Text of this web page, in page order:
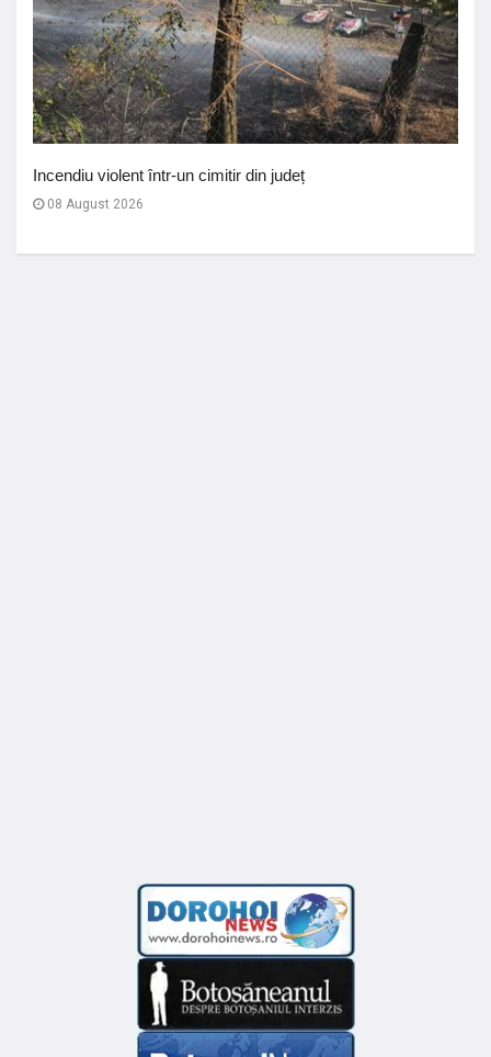
Incendiu violent într-un cimitir din județ
08 August 2026